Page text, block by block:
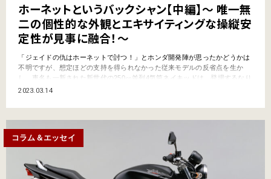
ホーネットというバックシャン【中編】～ 唯一無
二の個性的な外観とエキサイティングな操縦安
定性が見事に融合！～
「ジェイドの仇はホーネットで討つ！」とホンダ開発陣が思ったかどうかは
不明ですが、想定ほどの支持を得られなかった従来モデルの反省点を生か
し、車名も一新された新世代の250㏄並列4気筒ネイキッドは、登場するなり
引く手あまたな存在となります。いざ走らせてみても非常に個性的かつ安心
うバックシャン【前編】はコチラ 「250㏄はこ…
2023.03.14
コラム＆エッセイ